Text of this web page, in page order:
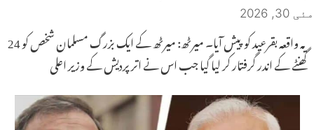
مئی 30, 2026
یہ واقعہ بقرعید کو پیش آیا۔ میرٹھ: میرٹھ کے ایک بزرگ مسلمان شخص کو 24
گھنٹے کے اندر گرفتار کر لیا گیا جب اس نے اتر پردیش کے وزیر اعلی